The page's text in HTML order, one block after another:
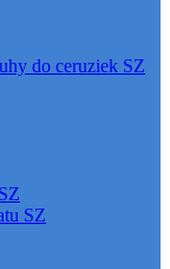
do ceruziek SZ
SZ